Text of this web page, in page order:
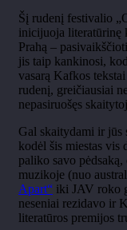
Šį rudenį festivalio
inicijuoja literatūrinę
Prahą –
jis taip kankinosi,
vasarą Kafkos
rudenį, greičiausiai
nepasiruošęs
Gal skaitydami ir jūs
kodėl šis miestas
paliko savo
muzikoje (nuo
Apart“ iki JAV roko
neseniai rezidavo ir
literatūros premijos